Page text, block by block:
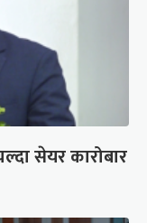
सेयर कारोबार